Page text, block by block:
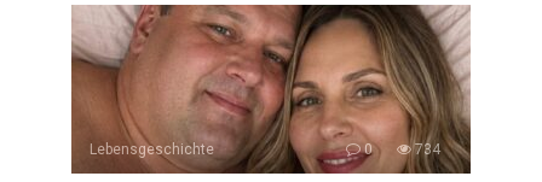
Lebensgeschichte 0 734